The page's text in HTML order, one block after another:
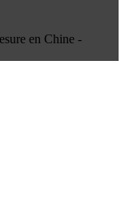
en Chine -